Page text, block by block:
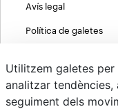
Avís legal
Política de galetes
Política de privacitat
MIFID
Utilitzem galetes
analitzar
seguiment dels